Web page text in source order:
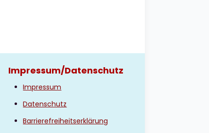
Impressum/Datenschutz
Impressum
Datenschutz
Barrierefreiheitserklärung